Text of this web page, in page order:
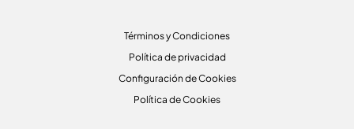
Términos y Condiciones
Política de privacidad
Configuración de Cookies
Política de Cookies